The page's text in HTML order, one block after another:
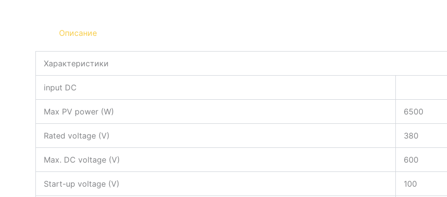
Описание
Характеристики
input DC
Max PV power (W) 6500
Rated voltage (V) 380
Max. DC voltage (V) 600
Start-up voltage (V) 100